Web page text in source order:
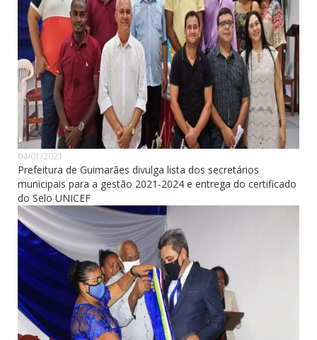
04/01/2021
Prefeitura de Guimarães divulga lista dos secretários
municipais para a gestão 2021-2024 e entrega do certificado
do Selo UNICEF